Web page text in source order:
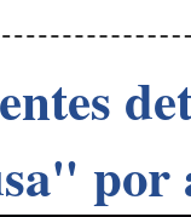
por